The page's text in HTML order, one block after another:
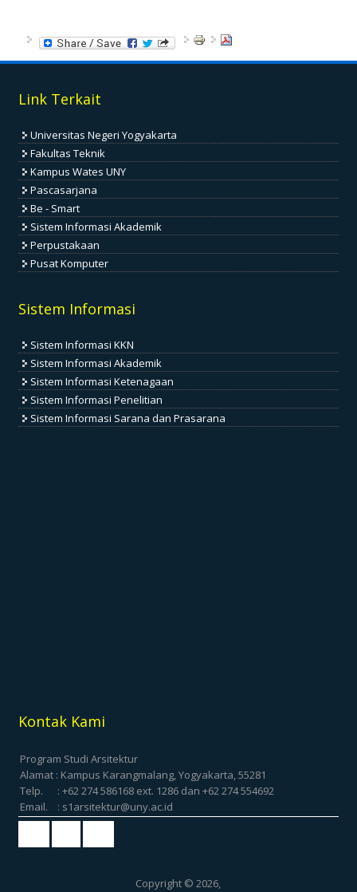
Link Terkait
Universitas Negeri Yogyakarta
Fakultas Teknik
Kampus Wates UNY
Pascasarjana
Be - Smart
Sistem Informasi Akademik
Perpustakaan
Pusat Komputer
Sistem Informasi
Sistem Informasi KKN
Sistem Informasi Akademik
Sistem Informasi Ketenagaan
Sistem Informasi Penelitian
Sistem Informasi Sarana dan Prasarana
Kontak Kami
Program Studi Arsitektur
Alamat : Kampus Karangmalang, Yogyakarta, 55281
Telp. : +62 274 586168 ext. 1286 dan +62 274 554692
Email. : s1arsitektur@uny.ac.id
Copyright © 2026,